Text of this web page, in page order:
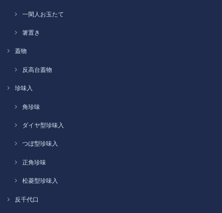
一閑人お玉たて
箸置き
蓋物
反高台蓋物
珍味入
角珍味
ダイヤ型珍味入
つぼ型珍味入
正角珍味
松菱型珍味入
反千代口